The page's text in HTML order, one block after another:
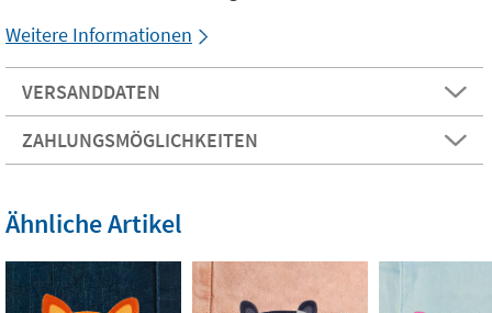
Weitere Informationen
VERSANDDATEN
ZAHLUNGSMÖGLICHKEITEN
Ähnliche Artikel